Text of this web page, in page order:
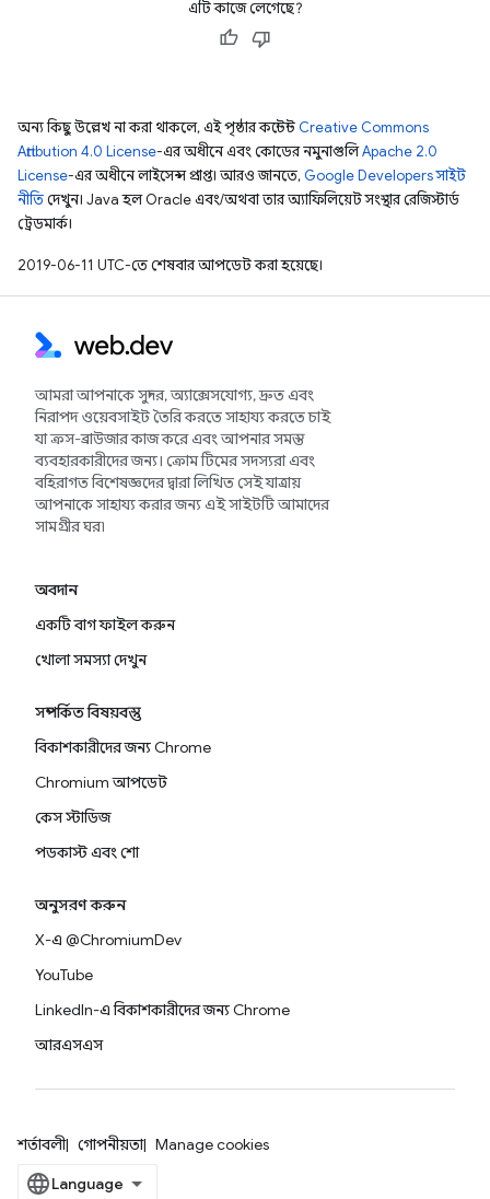
এটি কাজে লেগেছে?
অন্য কিছু উল্লেখ না করা থাকলে, এই পৃষ্ঠার কন্টেন্ট Creative Commons
Attribution 4.0 License-এর অধীনে এবং কোডের নমুনাগুলিApache 2.0
License-এর অধীনে লাইসেন্স প্রাপ্ত। আরও জানতে, Google Developers সাইট
নীতিদেখুন। Java হল Oracle এবং/অথবা তার অ্যাফিলিয়েট সংস্থার রেজিস্টার্ড
ট্রেডমার্ক।
2019-06-11 UTC-তে শেষবার আপডেট করা হয়েছে।
আমরা আপনাকে সুন্দর, অ্যাক্সেসযোগ্য, দ্রুত এবং
নিরাপদ ওয়েবসাইট তৈরি করতে সাহায্য করতে চাই
যা ক্রস-ব্রাউজার কাজ করে এবং আপনার সমস্ত
ব্যবহারকারীদের জন্য। ক্রোম টিমের সদস্যরা এবং
বহিরাগত বিশেষজ্ঞদের দ্বারা লিখিত সেই যাত্রায়
আপনাকে সাহায্য করার জন্য এই সাইটটি আমাদের
সামগ্রীর ঘর৷
অবদান
একটি বাগ ফাইল করুন
খোলা সমস্যা দেখুন
সম্পর্কিত বিষয়বস্তু
বিকাশকারীদের জন্য Chrome
Chromium আপডেট
কেস স্টাডিজ
পডকাস্ট এবং শো
অনুসরণ করুন
X-এ @ChromiumDev
YouTube
LinkedIn-এ বিকাশকারীদের জন্য Chrome
আরএসএস
শর্তাবলী গোপনীয়তা Manage cookies